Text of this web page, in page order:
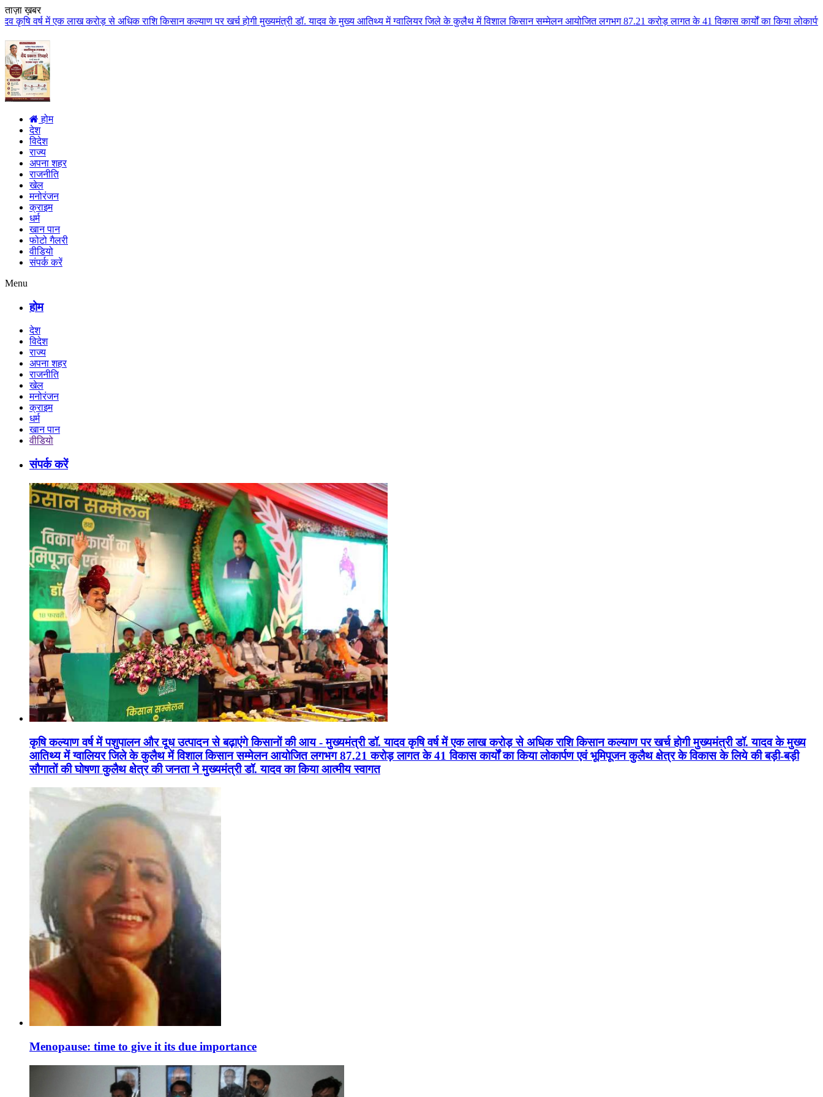
ताज़ा ख़बर
करोड़ से अधिक राशि किसान कल्याण पर खर्च होगी मुख्यमंत्री डॉ. यादव के मुख्य आतिथ्य में ग्वालियर जिले के कुलैथ में विशाल किसान सम्मेलन आयोजित लगभग 87.21 करोड़ लागत के 41 विकास कार्यों का किया लोकार्पण एवं भूमिपूजन
होम
देश
विदेश
राज्य
अपना शहर
राजनीति
खेल
मनोरंजन
क्राइम
धर्म
खान पान
फोटो गैलरी
वीडियो
संपर्क करें
Menu
होम
देश
विदेश
राज्य
अपना शहर
राजनीति
खेल
मनोरंजन
क्राइम
धर्म
खान पान
वीडियो
संपर्क करें
कृषि कल्याण वर्ष में पशुपालन और दूध उत्पादन से बढ़ाएंगे किसानों की आय - मुख्यमंत्री डॉ. यादव कृषि वर्ष में एक लाख करोड़ से अधिक राशि किसान कल्याण पर खर्च होगी मुख्यमंत्री डॉ. यादव के मुख्य
आतिथ्य में ग्वालियर जिले के कुलैथ में विशाल किसान सम्मेलन आयोजित लगभग 87.21 करोड़ लागत के 41 विकास कार्यों का किया लोकार्पण एवं भूमिपूजन कुलैथ क्षेत्र के विकास के लिये की बड़ी-बड़ी
सौगातों की घोषणा कुलैथ क्षेत्र की जनता ने मुख्यमंत्री डॉ. यादव का किया आत्मीय स्वागत
Menopause: time to give it its due importance